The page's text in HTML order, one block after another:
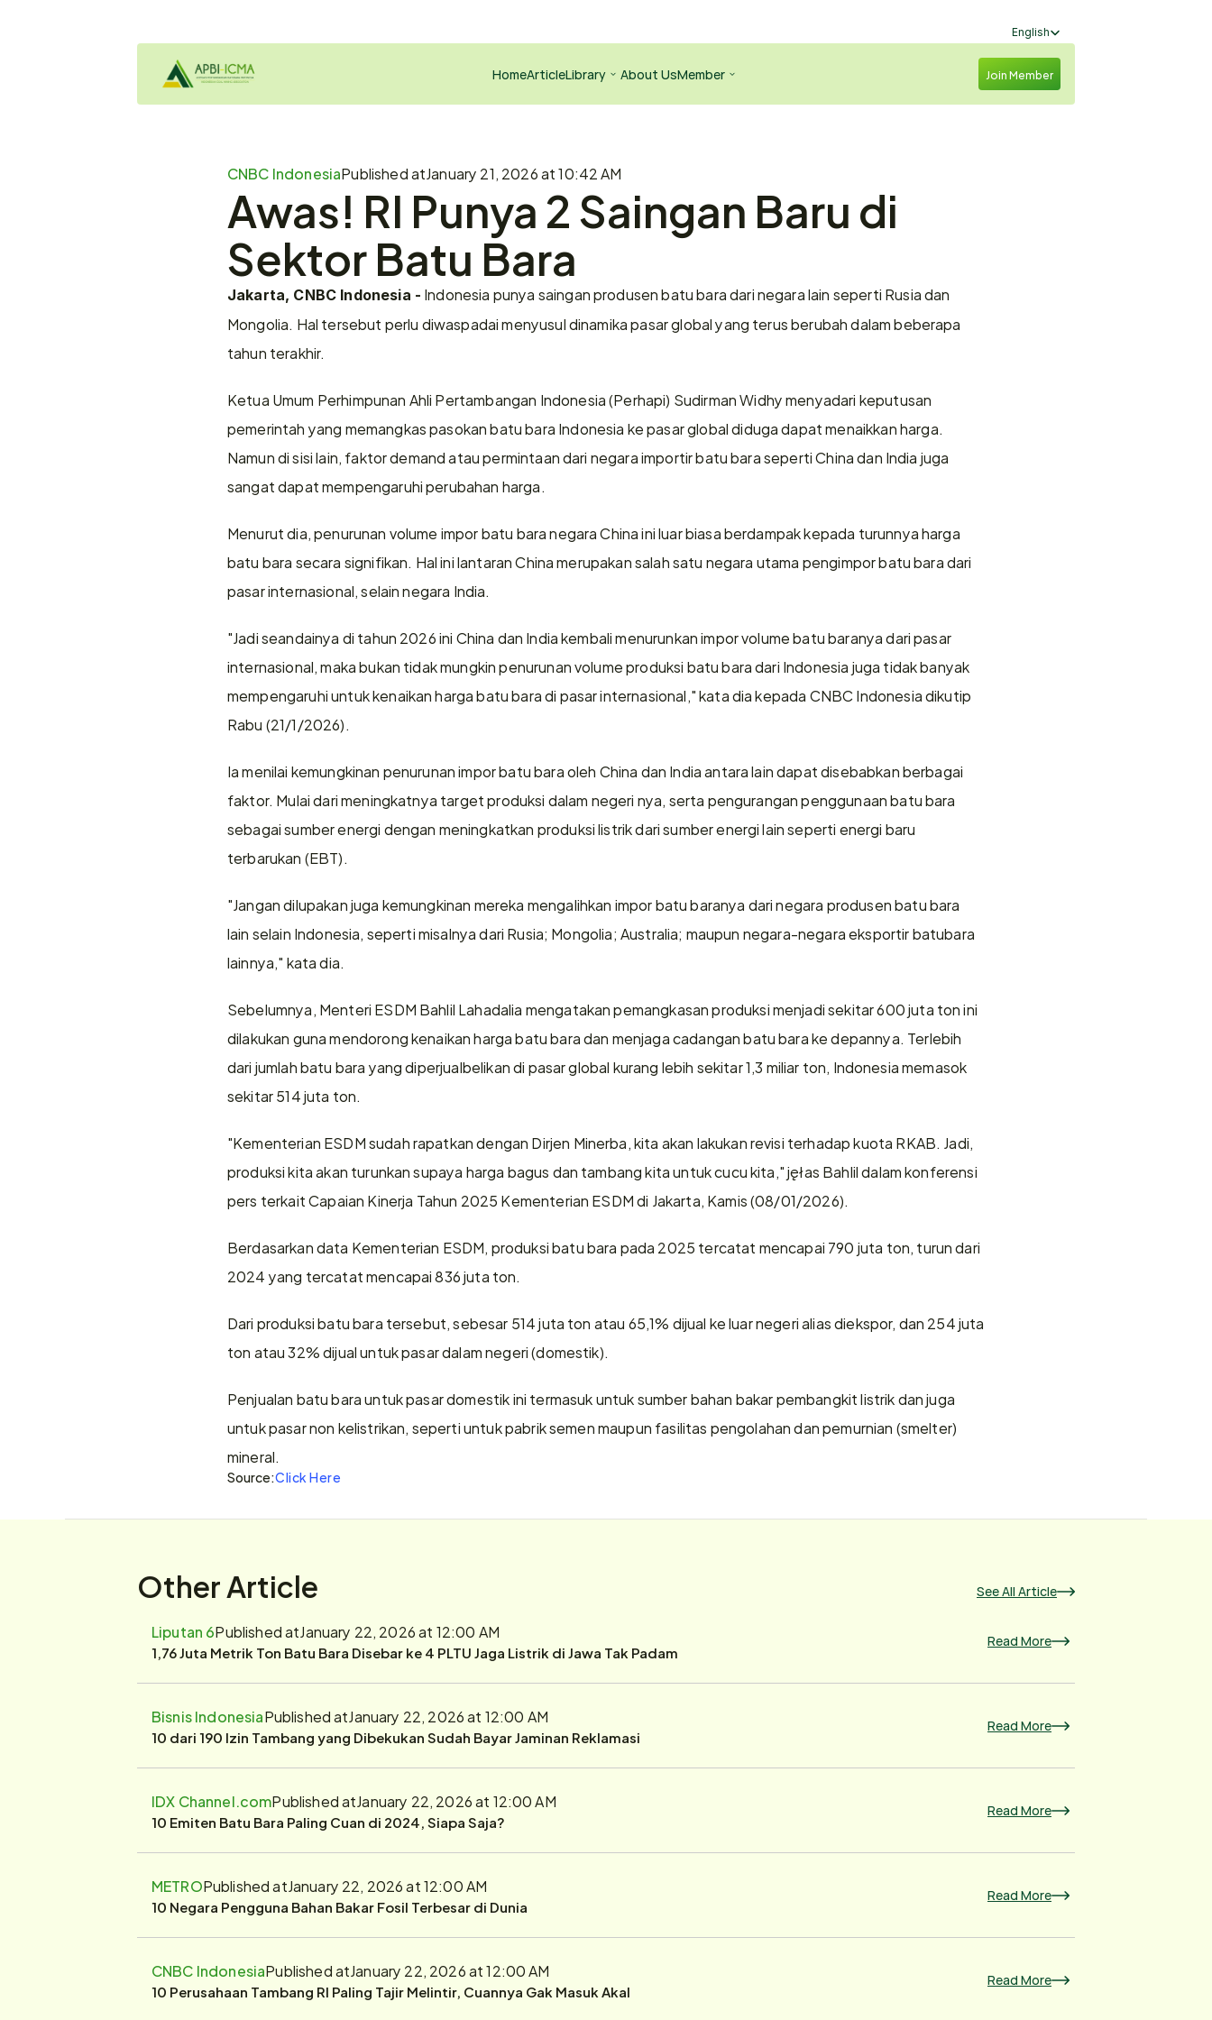
Select Language
English
HomeArticleLibrary About UsMember Join Member
CNBC IndonesiaPublished atJanuary 21, 2026 at 10:42 AM
Awas! RI Punya 2 Saingan Baru di
Sektor Batu Bara
Jakarta, CNBC Indonesia - Indonesia punya saingan produsen batu bara dari negara lain seperti Rusia dan
Mongolia. Hal tersebut perlu diwaspadai menyusul dinamika pasar global yang terus berubah dalam beberapa
tahun terakhir.
Ketua Umum Perhimpunan Ahli Pertambangan Indonesia (Perhapi) Sudirman Widhy menyadari keputusan
pemerintah yang memangkas pasokan batu bara Indonesia ke pasar global diduga dapat menaikkan harga.
Namun di sisi lain, faktor demand atau permintaan dari negara importir batu bara seperti China dan India juga
sangat dapat mempengaruhi perubahan harga.
Menurut dia, penurunan volume impor batu bara negara China ini luar biasa berdampak kepada turunnya harga
batu bara secara signifikan. Hal ini lantaran China merupakan salah satu negara utama pengimpor batu bara dari
pasar internasional, selain negara India.
"Jadi seandainya di tahun 2026 ini China dan India kembali menurunkan impor volume batu baranya dari pasar
internasional, maka bukan tidak mungkin penurunan volume produksi batu bara dari Indonesia juga tidak banyak
mempengaruhi untuk kenaikan harga batu bara di pasar internasional," kata dia kepada CNBC Indonesia dikutip
Rabu (21/1/2026).
Ia menilai kemungkinan penurunan impor batu bara oleh China dan India antara lain dapat disebabkan berbagai
faktor. Mulai dari meningkatnya target produksi dalam negeri nya, serta pengurangan penggunaan batu bara
sebagai sumber energi dengan meningkatkan produksi listrik dari sumber energi lain seperti energi baru
terbarukan (EBT).
"Jangan dilupakan juga kemungkinan mereka mengalihkan impor batu baranya dari negara produsen batu bara
lain selain Indonesia, seperti misalnya dari Rusia; Mongolia; Australia; maupun negara-negara eksportir batubara
lainnya," kata dia.
Sebelumnya, Menteri ESDM Bahlil Lahadalia mengatakan pemangkasan produksi menjadi sekitar 600 juta ton ini
dilakukan guna mendorong kenaikan harga batu bara dan menjaga cadangan batu bara ke depannya. Terlebih
dari jumlah batu bara yang diperjualbelikan di pasar global kurang lebih sekitar 1,3 miliar ton, Indonesia memasok
sekitar 514 juta ton.
"Kementerian ESDM sudah rapatkan dengan Dirjen Minerba, kita akan lakukan revisi terhadap kuota RKAB. Jadi,
produksi kita akan turunkan supaya harga bagus dan tambang kita untuk cucu kita," jęłas Bahlil dalam konferensi
pers terkait Capaian Kinerja Tahun 2025 Kementerian ESDM di Jakarta, Kamis (08/01/2026).
Berdasarkan data Kementerian ESDM, produksi batu bara pada 2025 tercatat mencapai 790 juta ton, turun dari
2024 yang tercatat mencapai 836 juta ton.
Dari produksi batu bara tersebut, sebesar 514 juta ton atau 65,1% dijual ke luar negeri alias diekspor, dan 254 juta
ton atau 32% dijual untuk pasar dalam negeri (domestik).
Penjualan batu bara untuk pasar domestik ini termasuk untuk sumber bahan bakar pembangkit listrik dan juga
untuk pasar non kelistrikan, seperti untuk pabrik semen maupun fasilitas pengolahan dan pemurnian (smelter)
mineral.
Source:Click Here
Other Article See All Article
Liputan 6Published atJanuary 22, 2026 at 12:00 AM
1,76 Juta Metrik Ton Batu Bara Disebar ke 4 PLTU Jaga Listrik di Jawa Tak Padam Read More
Bisnis IndonesiaPublished atJanuary 22, 2026 at 12:00 AM
10 dari 190 Izin Tambang yang Dibekukan Sudah Bayar Jaminan Reklamasi Read More
IDX Channel.comPublished atJanuary 22, 2026 at 12:00 AM
10 Emiten Batu Bara Paling Cuan di 2024, Siapa Saja? Read More
METROPublished atJanuary 22, 2026 at 12:00 AM
10 Negara Pengguna Bahan Bakar Fosil Terbesar di Dunia Read More
CNBC IndonesiaPublished atJanuary 22, 2026 at 12:00 AM
10 Perusahaan Tambang RI Paling Tajir Melintir, Cuannya Gak Masuk Akal Read More